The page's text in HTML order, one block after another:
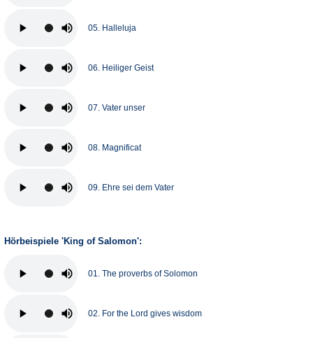
05. Halleluja
06. Heiliger Geist
07. Vater unser
08. Magnificat
09. Ehre sei dem Vater
Hörbeispiele 'King of Salomon':
01. The proverbs of Solomon
02. For the Lord gives wisdom